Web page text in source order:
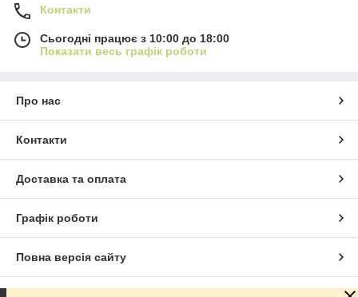
Контакти
Сьогодні працює з 10:00 до 18:00
Показати весь графік роботи
Про нас
Контакти
Доставка та оплата
Графік роботи
Повна версія сайту